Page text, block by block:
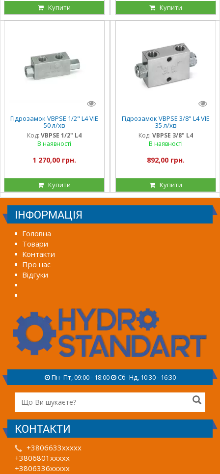
Купити Купити
Гідрозамок VBPSE 1/2" L4 VIE
50 л/хв
Код: VBPSE 1/2" L4
В наявності
1 270,00 грн.
Купити
Гідрозамок VBPSE 3/8" L4 VIE
35 л/хв
Код: VBPSE 3/8" L4
В наявності
892,00 грн.
Купити
ІНФОРМАЦІЯ
Головна
Товари
Контакти
Про нас
Відгуки
Пн- Пт, 09:00 - 18:00 Сб- Нд, 10:30 - 16:30
КОНТАКТИ
+3806633xxxxx
+3806801xxxxx
+3806336xxxxx